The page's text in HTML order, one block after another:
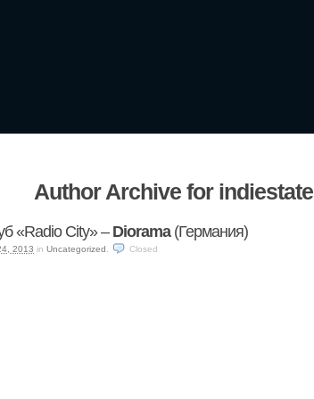
Author Archive for indiestate
«Radio City» –Diorama(Германия)
2013 in Uncategorized Closed